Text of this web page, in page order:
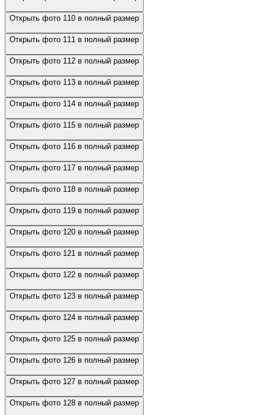
Открыть фото 110 в полный размер
Открыть фото 111 в полный размер
Открыть фото 112 в полный размер
Открыть фото 113 в полный размер
Открыть фото 114 в полный размер
Открыть фото 115 в полный размер
Открыть фото 116 в полный размер
Открыть фото 117 в полный размер
Открыть фото 118 в полный размер
Открыть фото 119 в полный размер
Открыть фото 120 в полный размер
Открыть фото 121 в полный размер
Открыть фото 122 в полный размер
Открыть фото 123 в полный размер
Открыть фото 124 в полный размер
Открыть фото 125 в полный размер
Открыть фото 126 в полный размер
Открыть фото 127 в полный размер
Открыть фото 128 в полный размер